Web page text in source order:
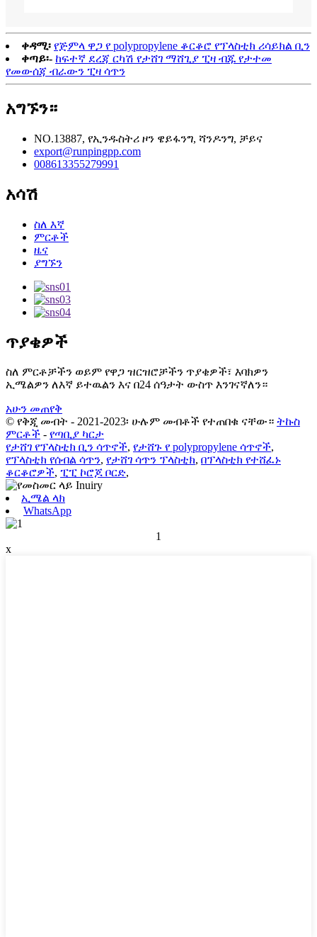
ቀዳሚ፡ የጅምላ ዋጋ የ polypropylene ቆርቆሮ የፕላስቲክ ሪሳይክል ቢን
ቀጣይ፡- ከፍተኛ ደረጃ ርካሽ የታሸገ ማሸጊያ ፒዛ ብጁ የታተመ
የመውሰጃ ብራውን ፒዛ ሳጥን
አግኙን።
NO.13887, የኢንዱስትሪ ዞን ዌይፋንግ, ሻንዶንግ, ቻይና
export@runpingpp.com
008613355279991
አሳሽ
ስለ እኛ
ምርቶች
ዜና
ያግኙን
ጥያቄዎች
ስለ ምርቶቻችን ወይም የዋጋ ዝርዝሮቻችን ጥያቄዎች፣ እባክዎን
ኢሜልዎን ለእኛ ይተዉልን እና በ24 ሰዓታት ውስጥ እንገናኛለን።
አሁን መጠየቅ
© የቅጂ መብት - 2021-2023፡ ሁሉም መብቶች የተጠበቁ ናቸው። ትኩስ
ምርቶች - የጣቢያ ካርታ
የታሸገ የፕላስቲክ ቢን ሳጥኖች, የታሸጉ የ polypropylene ሳጥኖች,
የፕላስቲክ የሰብል ሳጥን, የታሸገ ሳጥን ፕላስቲክ, በፕላስቲክ የተሸፈኑ
ቆርቆሮዎች, ፒፒ ኮሮጆ ቦርድ,
ኢሜል ላክ
WhatsApp
1
x